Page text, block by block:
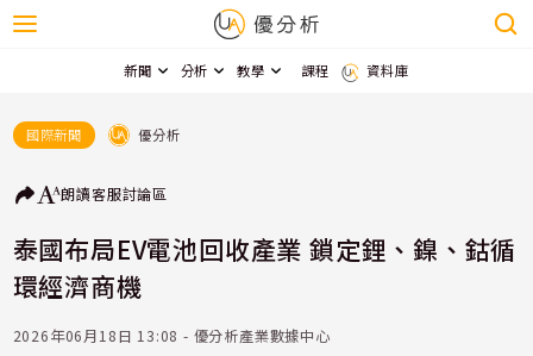
新聞 分析 教學 課程 資料庫
國際新聞 優分析
朗讀客服討論區
泰國布局EV電池回收產業 鎖定鋰、鎳、鈷循
環經濟商機
2026年06月18日 13:08 - 優分析產業數據中心